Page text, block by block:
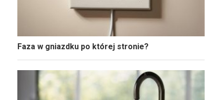
Faza w gniazdku po której stronie?